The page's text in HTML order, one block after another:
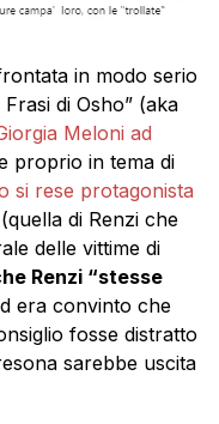
in modo serio
di Osho” (aka
Meloni ad
proprio in tema di
si rese protagonista
(quella di Renzi che
delle vittime di
Renzi “stesse
era convinto che
fosse distratto
sarebbe uscita